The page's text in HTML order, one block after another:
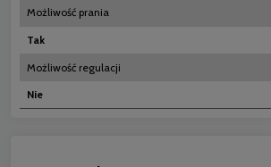
Możliwość prania
Tak
Możliwość regulacji
Nie